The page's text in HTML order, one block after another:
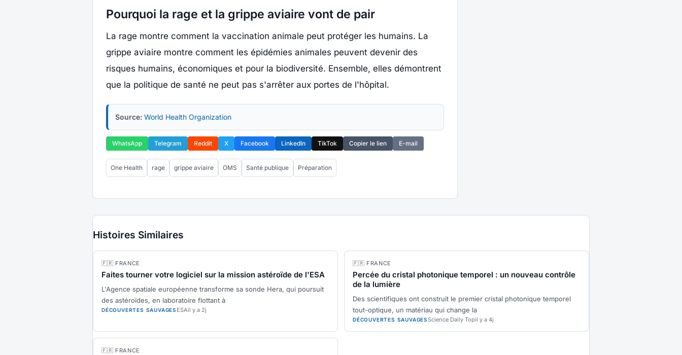
Pourquoi la rage et la grippe aviaire vont de pair
La rage montre comment la vaccination animale peut protéger les humains. La
grippe aviaire montre comment les épidémies animales peuvent devenir des
risques humains, économiques et pour la biodiversité. Ensemble, elles démontrent
que la politique de santé ne peut pas s'arrêter aux portes de l'hôpital.
Source: World Health Organization
WhatsApp Telegram Reddit X Facebook LinkedIn TikTok Copier le lien E-mail
One Health rage grippe aviaire OMS Santé publique Préparation
Histoires Similaires
🇫🇷 FRANCE
Faites tourner votre logiciel sur la mission astéroïde de l'ESA
L'Agence spatiale européenne transforme sa sonde Hera, qui poursuit
des astéroïdes, en laboratoire flottant à
DÉCOUVERTES SAUVAGES ESAil y a 2j
🇫🇷 FRANCE
Percée du cristal photonique temporel : un nouveau contrôle
de la lumière
Des scientifiques ont construit le premier cristal photonique temporel
tout-optique, un matériau qui change la
DÉCOUVERTES SAUVAGESScience Daily Topil y a 4j
🇫🇷 FRANCE